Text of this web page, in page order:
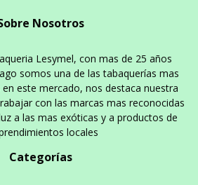
Nosotros
Lesymel, con mas de 25 años
somos una de las tabaquerías mas
este mercado, nos destaca nuestra
con las marcas mas reconocidas
a las mas exóticas y a productos de
locales
Categorías